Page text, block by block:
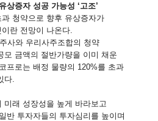
상증자 성공 가능성 ‘고조’
청약으로 향후 유상증자가
란 전망이 나온다.
사와 우리사주조합의 청약
모 금액의 절반가량을 이미 채운
프로는 배정 물량의 120%를 초과
다.
미래 성장성을 높게 바라보고
반 투자자들의 투자심리를 높이며